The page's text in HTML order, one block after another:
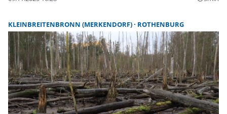
KLEINBREITENBRONN (MERKENDORF) ROTHENBURG